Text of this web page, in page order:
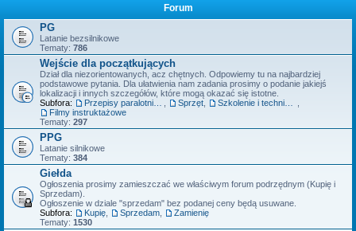
i
Forum
PG
Latanie bezsilnikowe
Tematy: 786
Wejście dla początkujących
Dział dla niezorientowanych, acz chętnych. Odpowiemy tu na najbardziej
podstawowe pytania. Dla ułatwienia nam zadania prosimy o podanie jakiejś
lokalizacji i innych szczegółów, które mogą okazać się istotne.
Subfora:
Sprzęt
Filmy instruktażowe
Tematy: 297
PPG
Latanie silnikowe
Tematy: 384
Giełda
Ogłoszenia prosimy zamieszczać we właściwym forum podrzędnym (Kupię i
Sprzedam).
Ogłoszenie w dziale "sprzedam" bez podanej ceny będą usuwane.
Subfora:
Kupię Sprzedam
Zamienię
Tematy: 1530